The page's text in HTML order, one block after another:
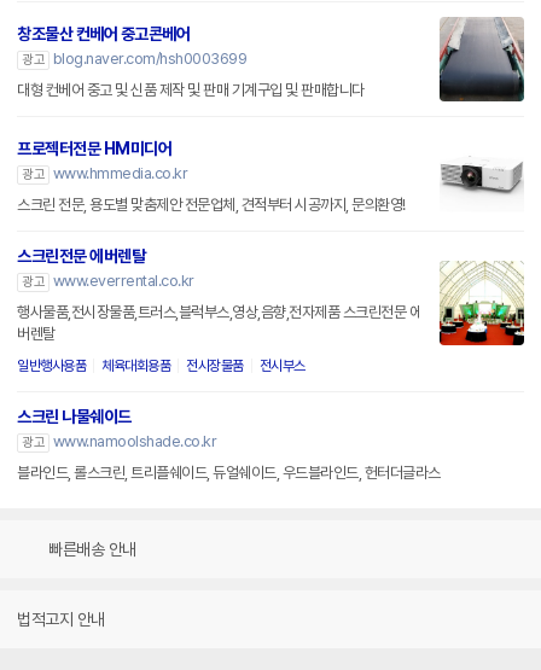
창조물산 컨베어 중고콘베어
광고
blog.naver.com/hsh0003699
대형 컨베어 중고 및 신품 제작 및 판매 기계구입 및 판매합니다
프로젝터전문 HM미디어
광고 www.hmmedia.co.kr
스크린 전문, 용도별 맞춤제안 전문업체, 견적부터 시공까지, 문의환영!
스크린전문 에버렌탈
광고 www.everrental.co.kr
행사물품,전시장물품,트러스,블럭부스,영상,음향,전자제품 스크린전문 에
버렌탈
일반행사용품 체육대회용품 전시장물품 전시부스
스크린 나물쉐이드
광고 www.namoolshade.co.kr
블라인드, 롤스크린, 트리플쉐이드, 듀얼쉐이드, 우드블라인드, 헌터더글라스
빠른배송 안내
법적고지 안내